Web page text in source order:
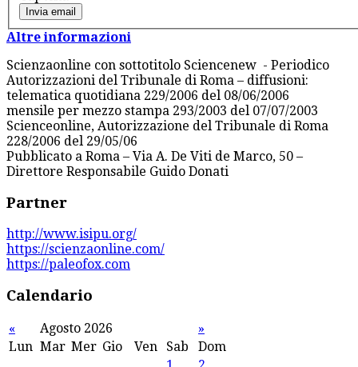
Invia email
Altre informazioni
Scienzaonline con sottotitolo Sciencenew - Periodico
Autorizzazioni del Tribunale di Roma – diffusioni:
telematica quotidiana 229/2006 del 08/06/2006
mensile per mezzo stampa 293/2003 del 07/07/2003
Scienceonline, Autorizzazione del Tribunale di Roma
228/2006 del 29/05/06
Pubblicato a Roma – Via A. De Viti de Marco, 50 –
Direttore Responsabile Guido Donati
Partner
http://www.isipu.org/
https://scienzaonline.com/
https://paleofox.com
Calendario
« Agosto 2026
»
Lun Mar Mer Gio Ven Sab
Dom